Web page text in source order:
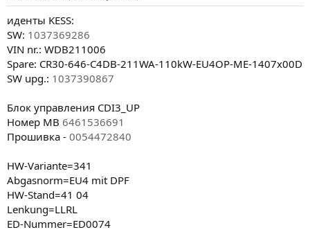
иденты KESS:
SW: 1037369286
VIN nr.: WDB211006
Spare: CR30-646-C4DB-211WA-110kW-EU4OP-ME-1407x00D
SW upg.: 1037390867
Блок управления CDI3_UP
Номер MB 6461536691
Прошивка - 0054472840
HW-Variante=341
Abgasnorm=EU4 mit DPF
HW-Stand=41 04
Lenkung=LLRL
ED-Nummer=ED0074